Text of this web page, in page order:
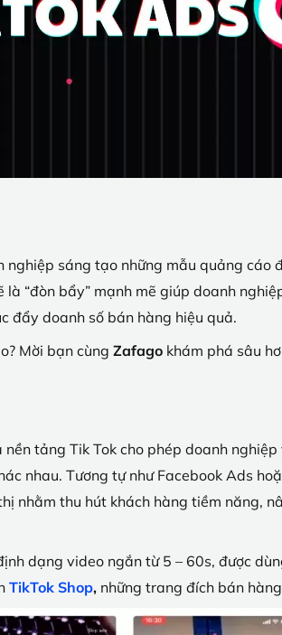
sáng tạo những mẫu quảng cáo
“đòn bẩy” mạnh mẽ giúp doanh
đẩy doanh số bán hàng hiệu quả.
Mời bạn cùng Zafago khám phá sâu
tảng Tik Tok cho phép doanh
nhau. Tương tự như Facebook Ads
nhằm thu hút khách hàng tiềm năng,
dạng video ngắn từ 5 – 60s, được
TikTok Shop, những trang đích bán